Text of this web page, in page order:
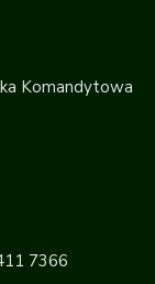
Komandytowa
7366